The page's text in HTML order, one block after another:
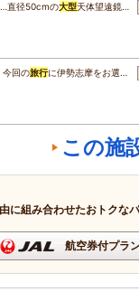
…直径50cmの大型天体望遠鏡…
今回の旅行に伊勢志摩をお選…
この施
に組み合わせたおトクな
航空券付プラ